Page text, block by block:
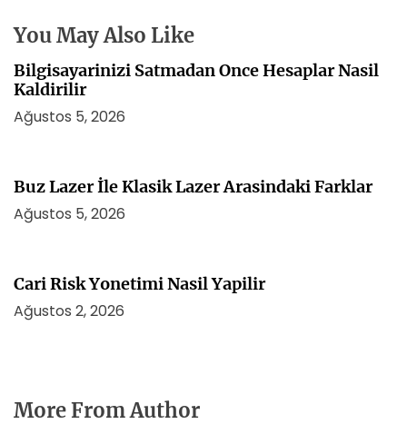
s
i
You May Also Like
Bilgisayarinizi Satmadan Once Hesaplar Nasil
Kaldirilir
Ağustos 5, 2026
Buz Lazer İle Klasik Lazer Arasindaki Farklar
Ağustos 5, 2026
Cari Risk Yonetimi Nasil Yapilir
Ağustos 2, 2026
More From Author